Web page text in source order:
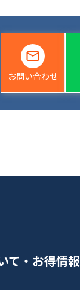
お問い合わせ
て・お得情報